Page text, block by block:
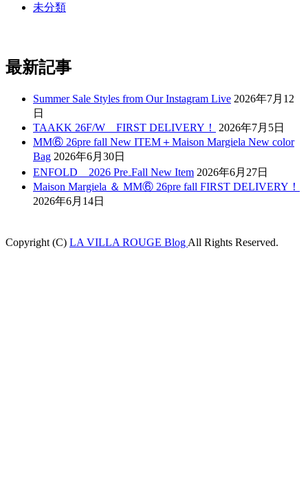
未分類
最新記事
Summer Sale Styles from Our Instagram Live 2026年7月12
日
TAAKK 26F/W FIRST DELIVERY！
2026年7月5日
MM⑥ 26pre fall New ITEM＋Maison Margiela New color
Bag 2026年6月30日
ENFOLD 2026 Pre₋Fall New Item 2026年6月27日
Maison Margiela ＆ MM⑥ 26pre fall FIRST DELIVERY！
2026年6月14日
Copyright (C) LA VILLA ROUGE Blog All Rights Reserved.